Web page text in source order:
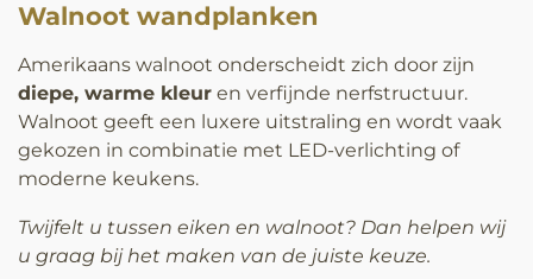
Walnoot wandplanken
Amerikaans walnoot onderscheidt zich door zijn
diepe, warme kleur en verfijnde nerfstructuur.
Walnoot geeft een luxere uitstraling en wordt vaak
gekozen in combinatie met LED-verlichting of
moderne keukens.
Twijfelt u tussen eiken en walnoot? Dan helpen wij
u graag bij het maken van de juiste keuze.